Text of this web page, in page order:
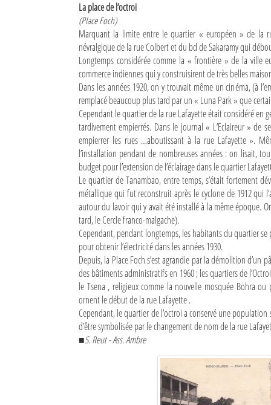
Connexion
Identifiant oublié ?
Mot de passe oublié ?
La place de l’octroi
(Place Foch)
Marquant la limite entre le quartier « européen » de la
névralgique de la rue Colbert et du bd de Sakaramy qui
Longtemps considérée comme la « frontière » de la ville
commerce indiennes qui y construisirent de très belles
Dans les années 1920, on y trouvait même un cinéma, (à
remplacé beaucoup plus tard par un « Luna Park » que
Cependant le quartier de la rue Lafayette était considéré en
tardivement empierrés. Dans le journal « L’Eclaireur »
empierrer les rues …aboutissant à la rue Lafayette ».
l’installation pendant de nombreuses années : on lisait,
budget pour l’extension de l’éclairage dans le quartier
Le quartier de Tanambao, entre temps, s’était fortement
métallique qui fut reconstruit après le cyclone de 1912 qui
autour du lavoir qui y avait été installé à la même époque.
tard, le Cercle franco-malgache).
Cependant, pendant longtemps, les habitants du quartier
pour obtenir l’électricité dans les années 1930.
Depuis, la Place Foch s’est agrandie par la démolition d’un
des bâtiments administratifs en 1960 ; les quartiers de
le Tsena , religieux comme la nouvelle mosquée Bohra
ornent le début de la rue Lafayette .
Cependant, le quartier de l’octroi a conservé une
d’être symbolisée par le changement de nom de la rue
■S. Reut - Ass. Ambre